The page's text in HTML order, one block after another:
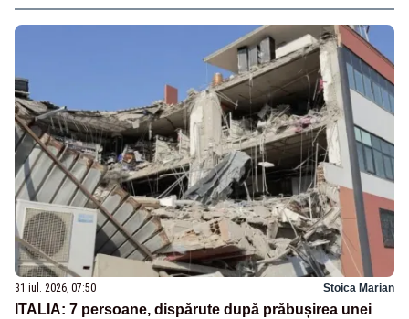
31 iul. 2026, 07:50 Stoica Marian
ITALIA: 7 persoane, dispărute după prăbușirea unei